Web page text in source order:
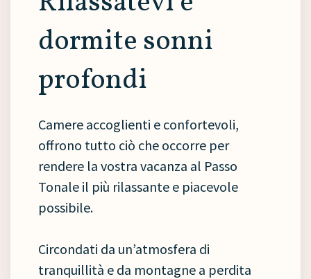
dormite sonni
profondi
Camere accoglienti e confortevoli,
offrono tutto ciò che occorre per
rendere la vostra vacanza al Passo
Tonale il più rilassante e piacevole
possibile.
Circondati da un’atmosfera di
tranquillità e da montagne a perdita